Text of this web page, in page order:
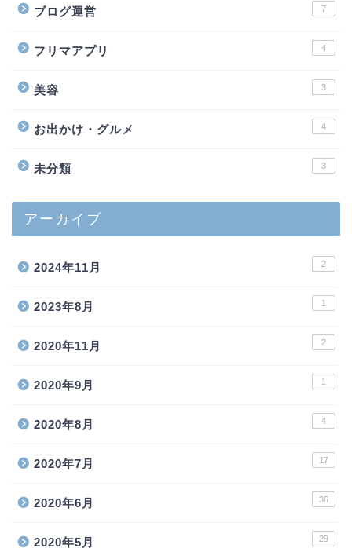
ブログ運営 7
フリマアプリ 4
美容 3
お出かけ・グルメ 4
未分類 3
アーカイブ
2024年11月 2
2023年8月 1
2020年11月 2
2020年9月 1
2020年8月 4
2020年7月 17
2020年6月 36
2020年5月 29